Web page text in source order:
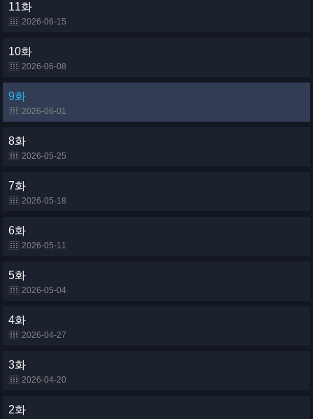
11화
2026-06-15
10화
2026-06-08
9화
2026-06-01
8화
2026-05-25
7화
2026-05-18
6화
2026-05-11
5화
2026-05-04
4화
2026-04-27
3화
2026-04-20
2화